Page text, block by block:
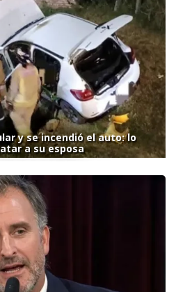
y se incendió el auto: lo
a su esposa